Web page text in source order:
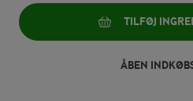
TILFØJ
ÅBEN